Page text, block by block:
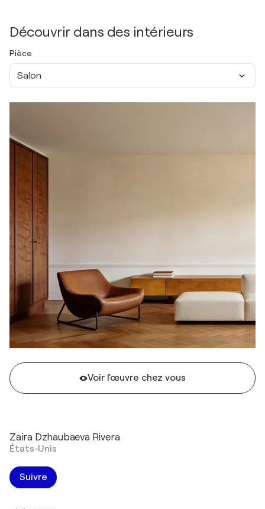
Découvrir dans des intérieurs
Pièce
Salon
Voir l'œuvre chez vous
Zaira Dzhaubaeva Rivera
États-Unis
Suivre